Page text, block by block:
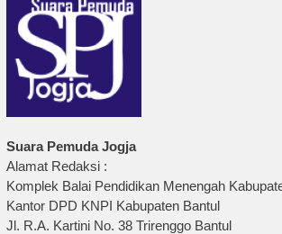
Suara Pemuda Jogja
Alamat Redaksi :
Komplek Balai Pendidikan Menengah
Kantor DPD KNPI Kabupaten Bantul
Jl. R.A. Kartini No. 38 Trirenggo Bantul